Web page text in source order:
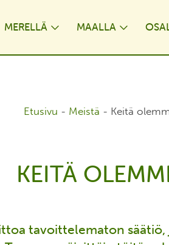
MERELLÄ MAALLA
Etusivu - Meistä - Keitä
KEITÄ
tavoittelematon säätiö,